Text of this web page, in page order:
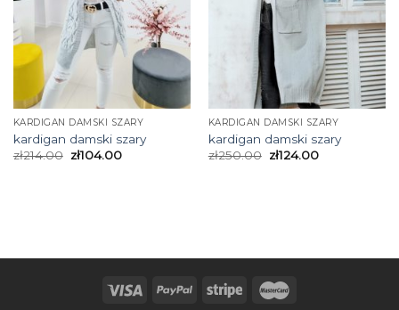
KARDIGAN DAMSKI SZARY
kardigan damski szary
zł214.00 zł104.00
KARDIGAN DAMSKI SZARY
kardigan damski szary
zł250.00 zł124.00